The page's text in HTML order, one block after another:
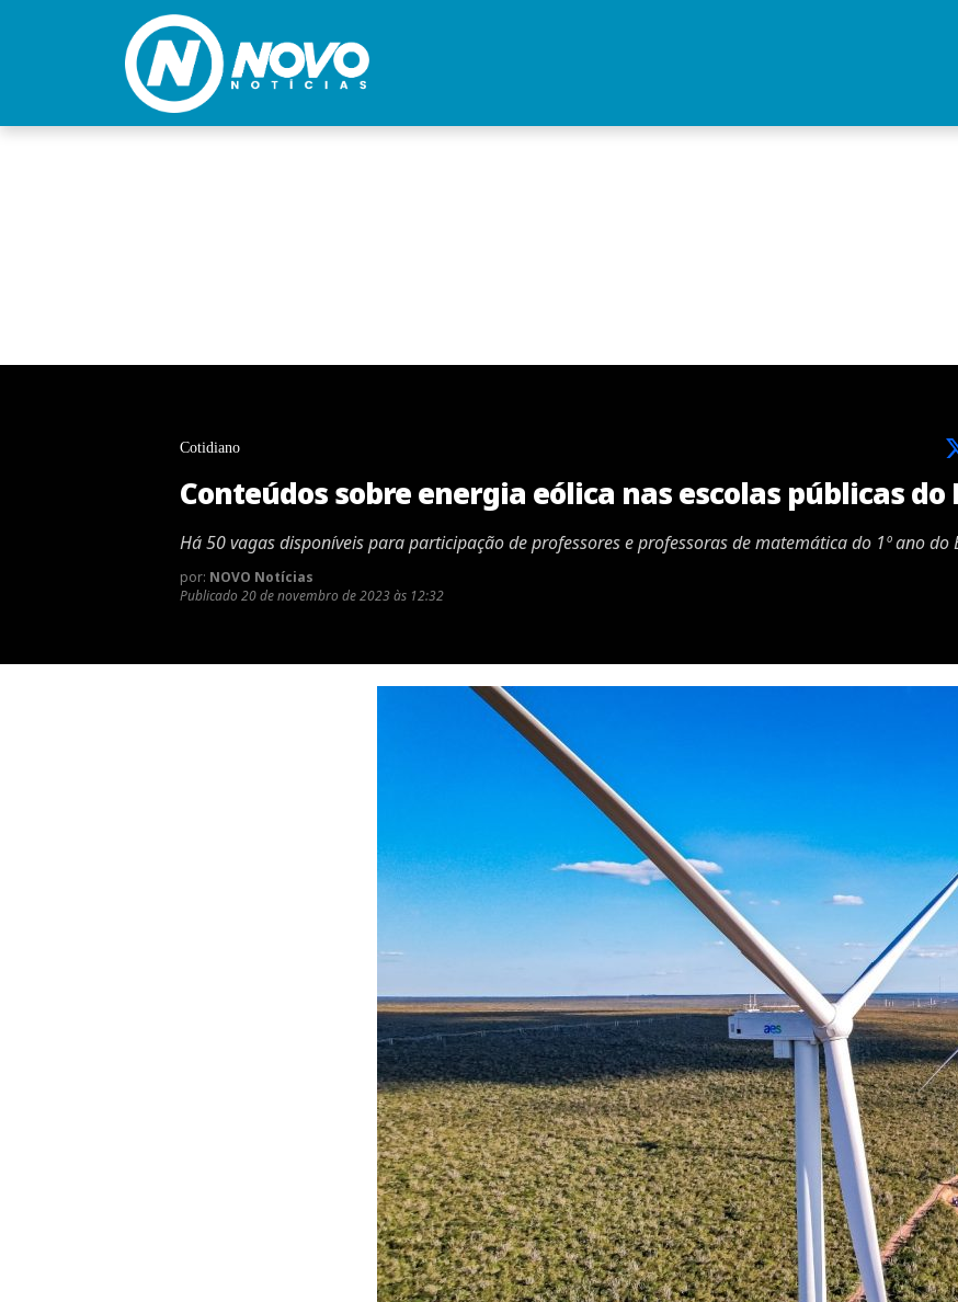
Cotidiano
Conteúdos sobre energia eólica nas escolas públicas do
Há 50 vagas disponíveis para participação de professores e professoras de matemática do 1º ano do
por: NOVO Notícias
Publicado 20 de novembro de 2023 às 12:32